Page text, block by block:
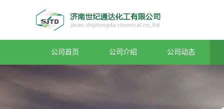
公司首页 公司介绍 公司动态